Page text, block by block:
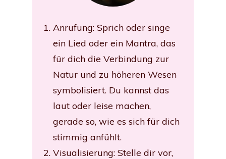
Anrufung: Sprich oder singe
ein Lied oder ein Mantra, das
für dich die Verbindung zur
Natur und zu höheren Wesen
symbolisiert. Du kannst das
laut oder leise machen,
gerade so, wie es sich für dich
stimmig anfühlt.
Visualisierung: Stelle dir vor,